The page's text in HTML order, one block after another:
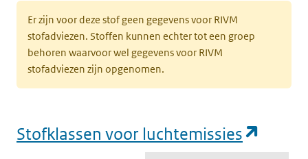
Er zijn voor deze stof geen gegevens voor RIVM
stofadviezen. Stoffen kunnen echter tot een groep
behoren waarvoor wel gegevens voor RIVM
stofadviezen zijn opgenomen.
Stofklassen voor luchtemissies